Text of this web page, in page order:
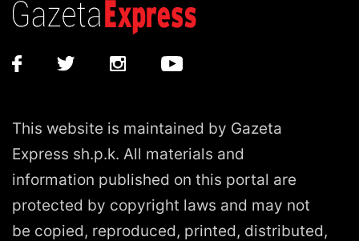
This website is maintained by Gazeta
Express sh.p.k. All materials and
information published on this portal are
protected by copyright laws and may not
be copied, reproduced, printed, distributed,